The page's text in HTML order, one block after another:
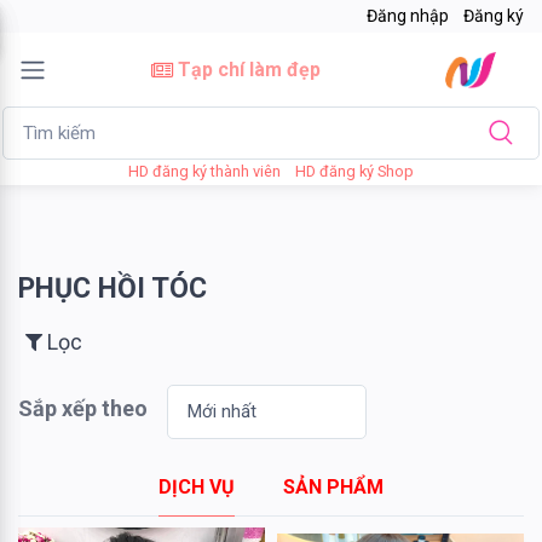
Đăng nhập Đăng ký
Tạp chí làm đẹp
HD đăng ký thành viên HD đăng ký Shop
PHỤC HỒI TÓC
Lọc
Sắp xếp theo
DỊCH VỤ SẢN PHẨM
Lọc
Tìm kiếm